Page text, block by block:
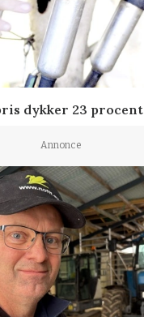
dykker 23 procent
Annonce